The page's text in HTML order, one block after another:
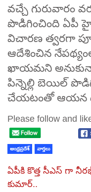
వచ్చే గురువారం
పొడిగించింది ఏపీ
విచారణ త్వరగా
ఆదేశించిన
ఖాయమని
పిన్నెల్లి బెయిల్
చేయటంతో ఆయన
Please follow and
ఆంధ్రప్రదేశ్ వార్తలు
ఏపీకి కొత్త సీఎస్ గా
కుమార్..